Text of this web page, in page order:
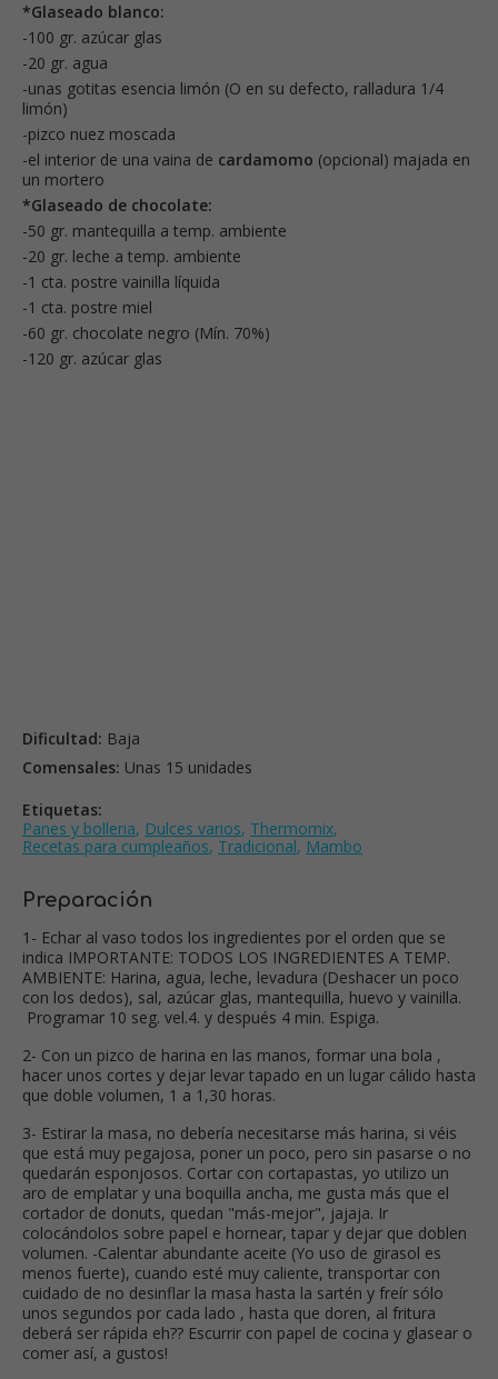
*Glaseado blanco:
-100 gr. azúcar glas
-20 gr. agua
-unas gotitas esencia limón (O en su defecto, ralladura 1/4
limón)
-pizco nuez moscada
-el interior de una vaina de cardamomo (opcional) majada en
un mortero
*Glaseado de chocolate:
-50 gr. mantequilla a temp. ambiente
-20 gr. leche a temp. ambiente
-1 cta. postre vainilla líquida
-1 cta. postre miel
-60 gr. chocolate negro (Mín. 70%)
-120 gr. azúcar glas
Dificultad: Baja
Comensales: Unas 15 unidades
Etiquetas:
Panes y bolleria, Dulces varios, Thermomix,
Recetas para cumpleaños, Tradicional, Mambo
Preparación
1- Echar al vaso todos los ingredientes por el orden que se
indica IMPORTANTE: TODOS LOS INGREDIENTES A TEMP.
AMBIENTE: Harina, agua, leche, levadura (Deshacer un poco
con los dedos), sal, azúcar glas, mantequilla, huevo y vainilla.
Programar 10 seg. vel.4. y después 4 min. Espiga.
2- Con un pizco de harina en las manos, formar una bola ,
hacer unos cortes y dejar levar tapado en un lugar cálido hasta
que doble volumen, 1 a 1,30 horas.
3- Estirar la masa, no debería necesitarse más harina, si véis
que está muy pegajosa, poner un poco, pero sin pasarse o no
quedarán esponjosos. Cortar con cortapastas, yo utilizo un
aro de emplatar y una boquilla ancha, me gusta más que el
cortador de donuts, quedan "más-mejor", jajaja. Ir
colocándolos sobre papel e hornear, tapar y dejar que doblen
volumen. -Calentar abundante aceite (Yo uso de girasol es
menos fuerte), cuando esté muy caliente, transportar con
cuidado de no desinflar la masa hasta la sartén y freír sólo
unos segundos por cada lado , hasta que doren, al fritura
deberá ser rápida eh?? Escurrir con papel de cocina y glasear o
comer así, a gustos!